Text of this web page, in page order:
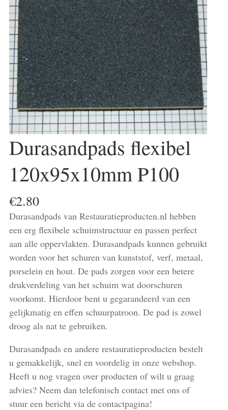
Durasandpads flexibel
120x95x10mm P100
€2.80
Durasandpads van Restauratieproducten.nl hebben
een erg flexibele schuimstructuur en passen perfect
aan alle oppervlakten. Durasandpads kunnen gebruikt
worden voor het schuren van kunststof, verf, metaal,
porselein en hout. De pads zorgen voor een betere
drukverdeling van het schuim wat doorschuren
voorkomt. Hierdoor bent u gegarandeerd van een
gelijkmatig en effen schuurpatroon. De pad is zowel
droog als nat te gebruiken.
Durasandpads en andere restauratieproducten bestelt
u gemakkelijk, snel en voordelig in onze webshop.
Heeft u nog vragen over producten of wilt u graag
advies? Neem dan telefonisch contact met ons of
stuur een bericht via de contactpagina!